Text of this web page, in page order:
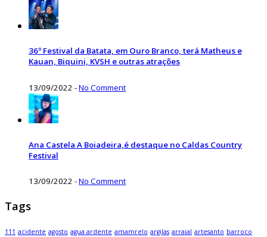
36º Festival da Batata, em Ouro Branco, terá Matheus e
Kauan, Biquini, KVSH e outras atrações
13/09/2022 -No Comment
Ana Castela A Boiadeira,é destaque no Caldas Country
Festival
13/09/2022 -No Comment
Tags
111 acidente agosto agua ardente amamrelo argilas arraial artesanto barroco